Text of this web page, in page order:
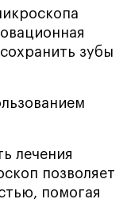
зубы
лечения
позволяет
помогая